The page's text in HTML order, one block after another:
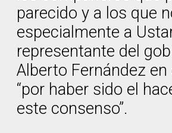
parecido y a los que
especialmente a
representante del
Alberto Fernández en
“por haber sido el
este consenso”.